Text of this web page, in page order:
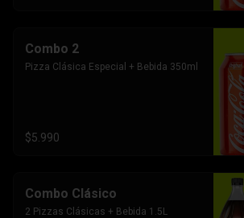
Combo 2
Pizza Clásica Especial + Bebida 350ml
$5.990
Combo Clásico
2 Pizzas Clásicas + Bebida 1.5L